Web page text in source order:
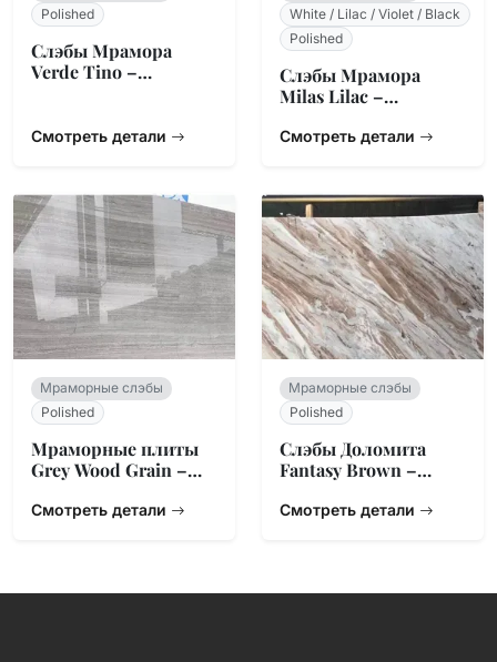
Polished
Слэбы Мрамора
Verde Tino –
Смотреть детали
White / Lilac / Violet / Black
Polished
Слэбы Мрамора
Milas Lilac –
Натуральный
Смотреть детали
Мраморные слэбы
Polished
Мраморные плиты
Grey Wood Grain –
Происхождение
Смотреть детали
Мраморные слэбы
Polished
Слэбы Доломита
Fantasy Brown –
Камень из Индии
Смотреть детали